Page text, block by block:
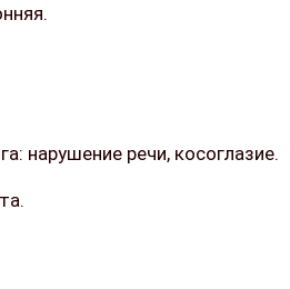
нарушение речи, косоглазие.